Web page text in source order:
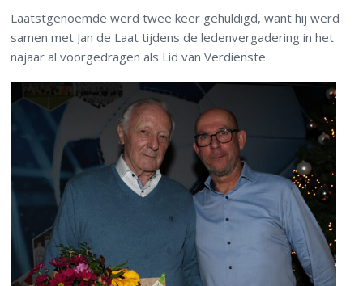
Laatstgenoemde werd twee keer gehuldigd, want hij werd
samen met Jan de Laat tijdens de ledenvergadering in het
najaar al voorgedragen als Lid van Verdienste.